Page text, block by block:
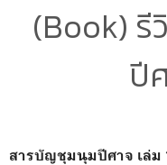
(Book)
ปี
สารบัญชุมนุมปีศาจ เล่ม